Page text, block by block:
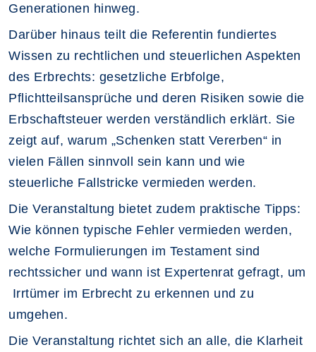
Generationen hinweg.
Darüber hinaus teilt die Referentin fundiertes
Wissen zu rechtlichen und steuerlichen Aspekten
des Erbrechts: gesetzliche Erbfolge,
Pflichtteilsansprüche und deren Risiken sowie die
Erbschaftsteuer werden verständlich erklärt. Sie
zeigt auf, warum „Schenken statt Vererben“ in
vielen Fällen sinnvoll sein kann und wie
steuerliche Fallstricke vermieden werden.
Die Veranstaltung bietet zudem praktische Tipps:
Wie können typische Fehler vermieden werden,
welche Formulierungen im Testament sind
rechtssicher und wann ist Expertenrat gefragt, um
Irrtümer im Erbrecht zu erkennen und zu
umgehen.
Die Veranstaltung richtet sich an alle, die Klarheit